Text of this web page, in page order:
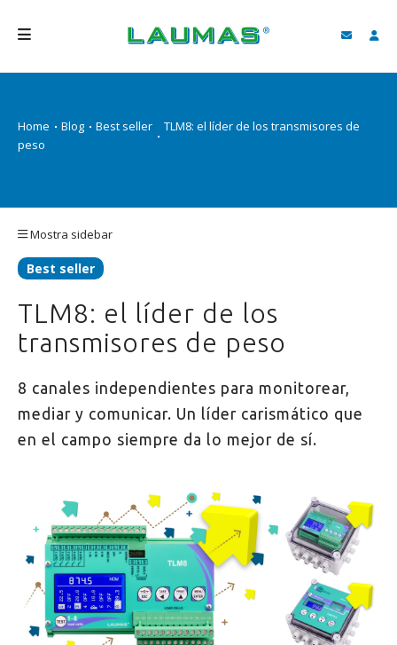
PRODUCTOS
VIDEO
BLOG
NEWS
BUSCAR
ESPAÑOL
Home Blog Best seller
TLM8: el líder de los transmisores de
peso
Mostra sidebar
Best seller
TLM8: el líder de los
transmisores de peso
8 canales independientes para monitorear,
mediar y comunicar. Un líder carismático que
en el campo siempre da lo mejor de sí.